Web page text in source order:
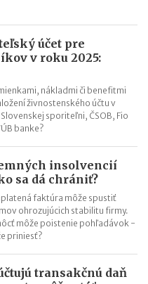
účet pre
v roku 2025:
nákladmi či benefitmi
živnostenského účtu v
sporiteľni, ČSOB, Fio
banke?
insolvencií
sa dá chrániť?
faktúra môže spustiť
ohrozujúcich stabilitu firmy.
môže poistenie pohľadávok -
priniesť?
transakčnú daň